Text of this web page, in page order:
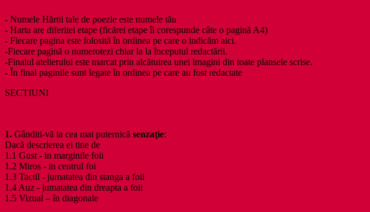
- Numele Hărtii tale de poezie este numele tău
- Harta are diferitei etape (ficărei etape îi corespunde câte o pagină A4)
- Fiecare pagina este folosită în ordinea pe care o indicăm aici.
-Fiecare pagină o numerotezi chiar la la începutul redactării.
-Finalul atelierului este marcat prin alcătuirea unei imagini din toate plansele scrise.
- În final paginile sunt legate în ordinea pe care au fost redactate
SECTIUNI
1. Gânditi-vă la cea mai puternică senzaţie:
Dacă descrierea ei tine de
1.1 Gust - in marginile foii
1.2 Miros - in centrul foi
1.3 Tactil - jumatatea din stanga a foii
1.4 Auz - jumatatea din dreapta a foii
1.5 Vizual – în diagonale